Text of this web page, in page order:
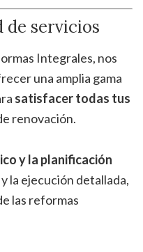
de servicios
Integrales, nos
una amplia gama
satisfacer todas tus
renovación.
y la planificación
la ejecución detallada,
las reformas